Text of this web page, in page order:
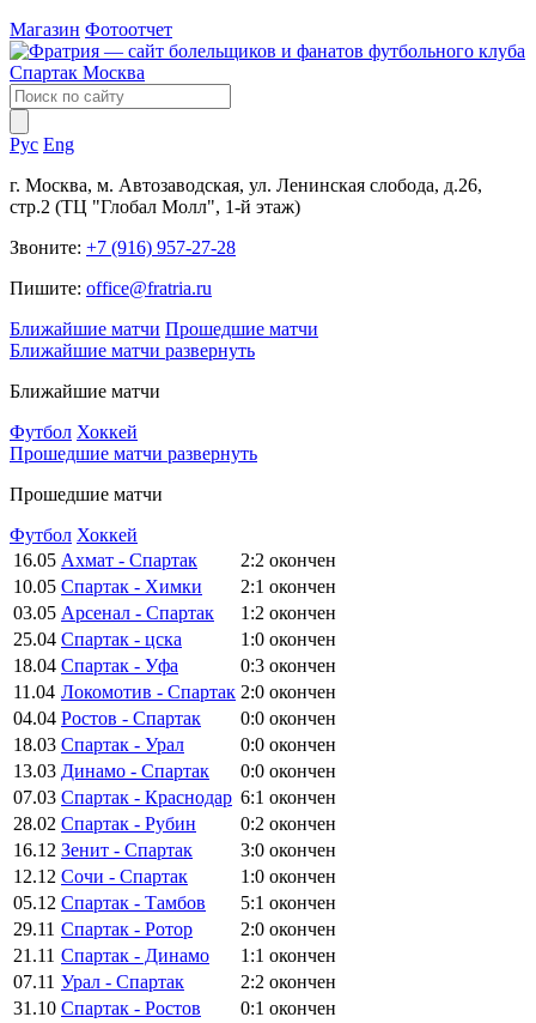
Магазин Фотоотчет
Рус Eng
г. Москва, м. Автозаводская, ул. Ленинская слобода, д.26,
стр.2 (ТЦ "Глобал Молл", 1-й этаж)
Звоните: +7 (916) 957-27-28
Пишите: office@fratria.ru
Ближайшие матчи Прошедшие матчи
Ближайшие матчи развернуть
Ближайшие матчи
Футбол Хоккей
Прошедшие матчи развернуть
Прошедшие матчи
Футбол Хоккей
16.05 Ахмат - Спартак 2:2 окончен
10.05 Спартак - Химки 2:1 окончен
03.05 Арсенал - Спартак 1:2 окончен
25.04 Спартак - цска 1:0 окончен
18.04 Спартак - Уфа 0:3 окончен
11.04 Локомотив - Спартак 2:0 окончен
04.04 Ростов - Спартак 0:0 окончен
18.03 Спартак - Урал 0:0 окончен
13.03 Динамо - Спартак 0:0 окончен
07.03 Спартак - Краснодар 6:1 окончен
28.02 Спартак - Рубин 0:2 окончен
16.12 Зенит - Спартак 3:0 окончен
12.12 Сочи - Спартак 1:0 окончен
05.12 Спартак - Тамбов 5:1 окончен
29.11 Спартак - Ротор 2:0 окончен
21.11 Спартак - Динамо 1:1 окончен
07.11 Урал - Спартак 2:2 окончен
31.10 Спартак - Ростов 0:1 окончен